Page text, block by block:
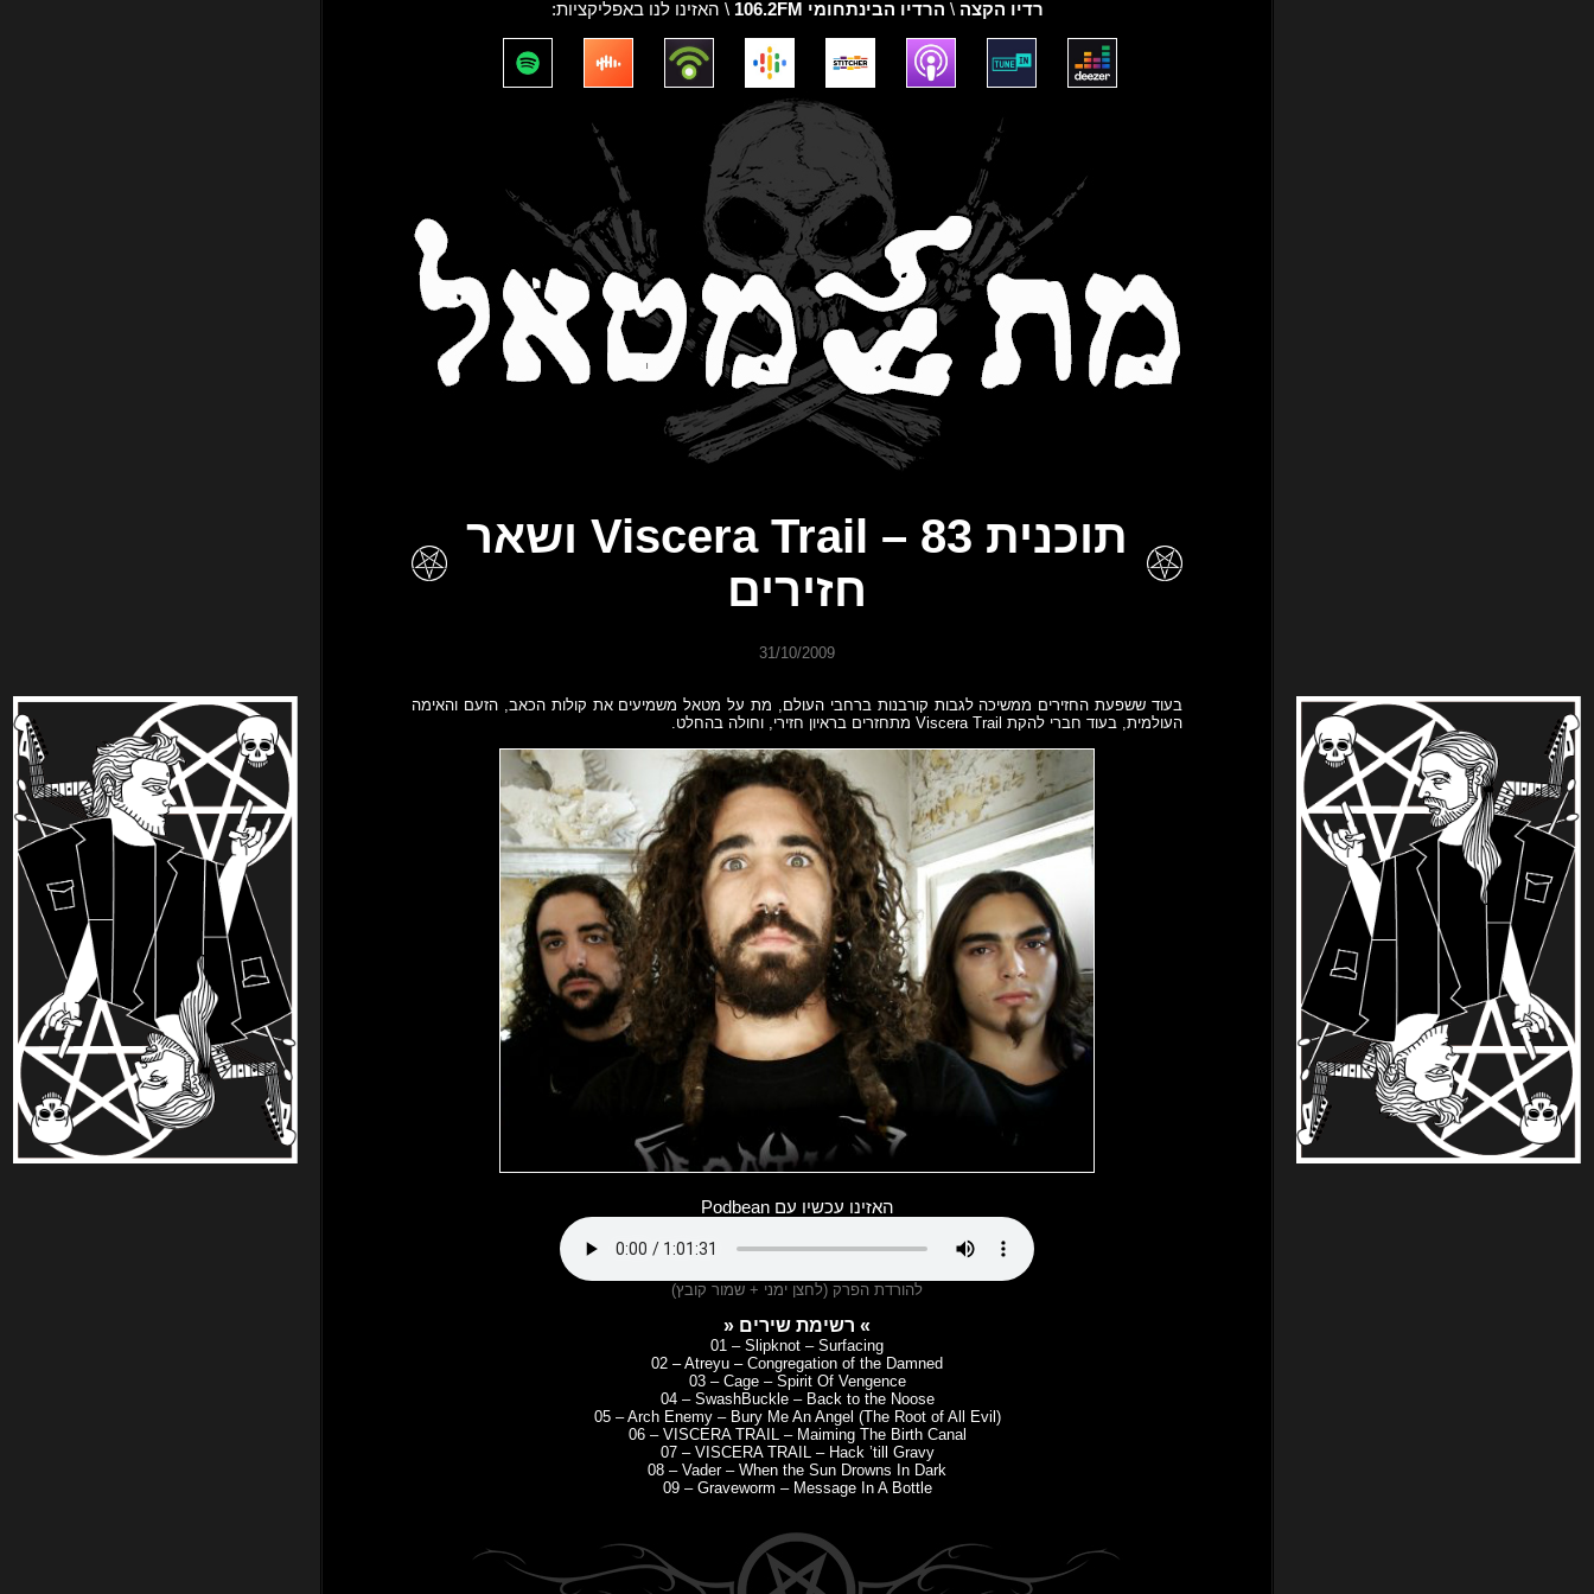
רדיו הקצה \ הרדיו הבינתחומי 106.2FM \ האזינו לנו באפליקציות:
תוכנית 83 – Viscera Trail ושאר
חזירים
31/10/2009
בעוד ששפעת החזירים ממשיכה לגבות קורבנות ברחבי העולם, מת על מטאל משמיעים את קולות הכאב, הזעם והאימה
העולמית, בעוד חברי להקת Viscera Trail מתחזרים בראיון חזירי, וחולה בהחלט.
האזינו עכשיו עם Podbean
להורדת הפרק (לחצן ימני + שמור קובץ)
» רשימת שירים «
01 – Slipknot – Surfacing
02 – Atreyu – Congregation of the Damned
03 – Cage – Spirit Of Vengence
04 – SwashBuckle – Back to the Noose
05 – Arch Enemy – Bury Me An Angel (The Root of All Evil)
06 – VISCERA TRAIL – Maiming The Birth Canal
07 – VISCERA TRAIL – Hack ’till Gravy
08 – Vader – When the Sun Drowns In Dark
09 – Graveworm – Message In A Bottle